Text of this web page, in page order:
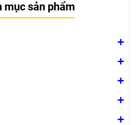
mục sản phẩm